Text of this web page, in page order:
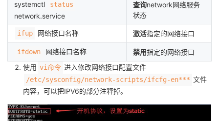
systemctl status
network.service
查询network网络服务
状态
ifup 网络接口名称 激活指定的网络接口
ifdown 网络接口名称 禁用指定的网络接口
使用 vi命令 进入修改网络接口配置文件
/etc/sysconfig/network-scripts/ifcfg-en*** 文件
内容，可以把IPV6的部分注释掉。